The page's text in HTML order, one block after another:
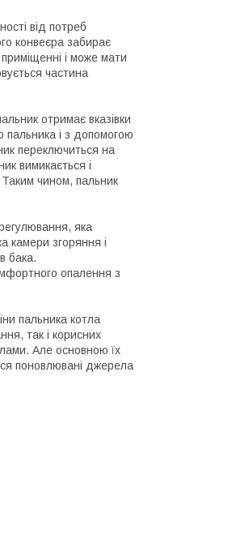
від потреб
конвеєра забирає
і може мати
частина
отримає вказівки
пальника і з допомогою
переключиться на
вимикається і
чином, пальник
яка
камери згоряння і
бака.
опалення з
пальника котла
так і корисних
Але основною їх
поновлювані джерела